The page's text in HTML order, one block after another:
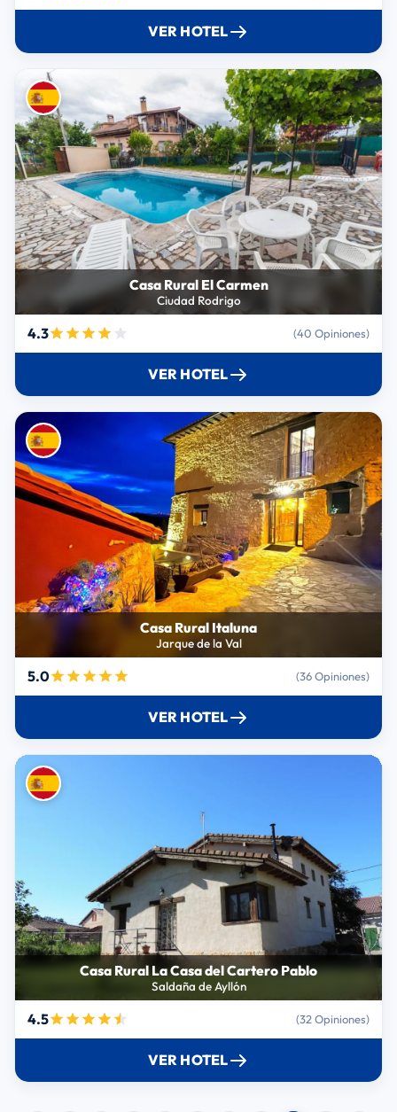
VER HOTEL
Casa Rural El Carmen
Ciudad Rodrigo
4.3 (40 Opiniones)
VER HOTEL
Casa Rural Italuna
Jarque de la Val
5.0 (36 Opiniones)
VER HOTEL
Casa Rural La Casa del Cartero Pablo
Saldaña de Ayllón
4.5 (32 Opiniones)
VER HOTEL